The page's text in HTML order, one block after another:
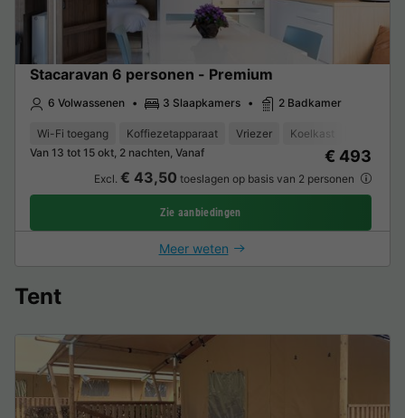
Stacaravan 6 personen - Premium
6 Volwassenen 3 Slaapkamers 2 Badkamer
Wi-Fi toegang Koffiezetapparaat Vriezer Koelkast
Van 13 tot 15 okt, 2 nachten, Vanaf
€ 493
Excl. € 43,50 toeslagen op basis van 2 personen
Zie aanbiedingen
Meer weten
Tent